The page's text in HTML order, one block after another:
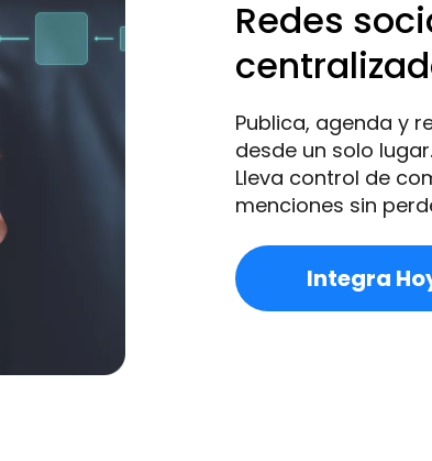
Redes
Publica, agenda y
desde un solo lugar.
Lleva control de
menciones sin
Integra